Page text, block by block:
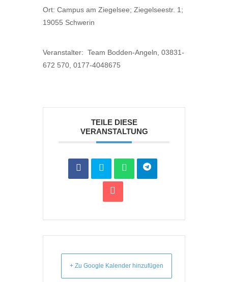
Ort: Campus am Ziegelsee; Ziegelseestr. 1;
19055 Schwerin
Veranstalter: Team Bodden-Angeln, 03831-
672 570, 0177-4048675
TEILE DIESE
VERANSTALTUNG
+ Zu Google Kalender hinzufügen